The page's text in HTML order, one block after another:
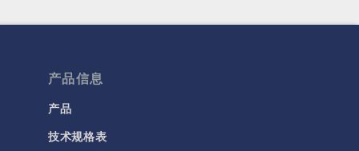
产品信息
产品
技术规格表